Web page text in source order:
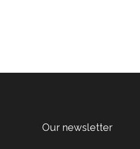
Our newsletter